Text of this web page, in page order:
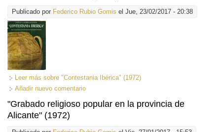
Publicado por Federico Rubio Gomis el Jue, 23/02/2017 - 20:38
Leer más sobre "Contestania Ibérica" (1972)
Añadir nuevo comentario
"Grabado religioso popular en la provincia de
Alicante" (1972)